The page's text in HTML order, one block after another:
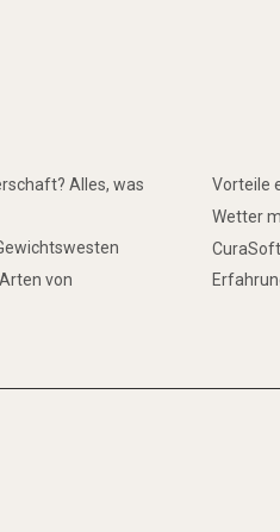
Alles, was
von
Vorteile
Wetter